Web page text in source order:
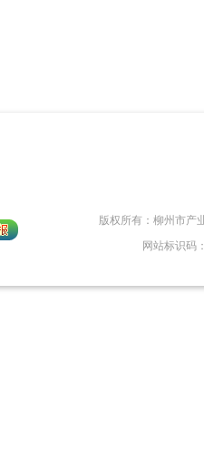
版权所有：柳州市产
网站标识码